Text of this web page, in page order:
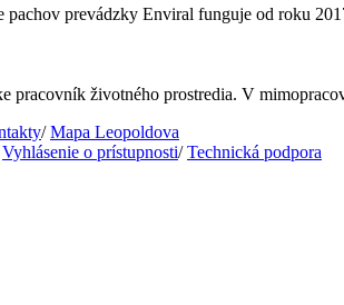
pachov prevádzky Enviral funguje od roku
pracovník životného prostredia. V
/ Mapa Leopoldova
Vyhlásenie o prístupnosti/ Technická podpora